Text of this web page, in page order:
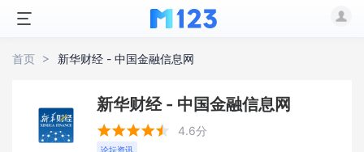
首页 新华财经 - 中国金融信息网
新华财经 - 中国金融信息网
 4.6分
论坛资讯